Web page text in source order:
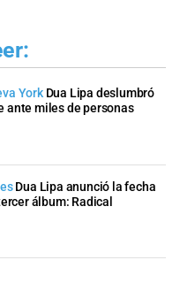
York Dua Lipa deslumbró
ante miles de personas
Dua Lipa anunció la fecha
álbum: Radical